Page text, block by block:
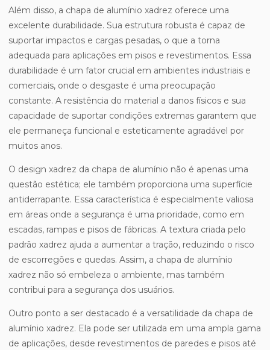
Além disso, a chapa de alumínio xadrez oferece uma
excelente durabilidade. Sua estrutura robusta é capaz de
suportar impactos e cargas pesadas, o que a torna
adequada para aplicações em pisos e revestimentos. Essa
durabilidade é um fator crucial em ambientes industriais e
comerciais, onde o desgaste é uma preocupação
constante. A resistência do material a danos físicos e sua
capacidade de suportar condições extremas garantem que
ele permaneça funcional e esteticamente agradável por
muitos anos.
O design xadrez da chapa de alumínio não é apenas uma
questão estética; ele também proporciona uma superfície
antiderrapante. Essa característica é especialmente valiosa
em áreas onde a segurança é uma prioridade, como em
escadas, rampas e pisos de fábricas. A textura criada pelo
padrão xadrez ajuda a aumentar a tração, reduzindo o risco
de escorregões e quedas. Assim, a chapa de alumínio
xadrez não só embeleza o ambiente, mas também
contribui para a segurança dos usuários.
Outro ponto a ser destacado é a versatilidade da chapa de
alumínio xadrez. Ela pode ser utilizada em uma ampla gama
de aplicações, desde revestimentos de paredes e pisos até